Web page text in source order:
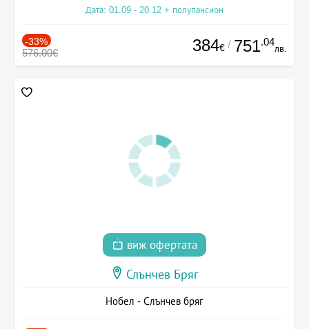
Дата: 01.09 - 20.12 + полупансион
-33%
576.00€ 384€ / 751.04
лв.
виж офертата
Слънчев Бряг
Нобел - Слънчев бряг